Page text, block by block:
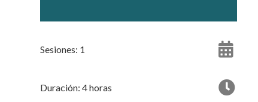
Sesiones: 1
Duración: 4 horas